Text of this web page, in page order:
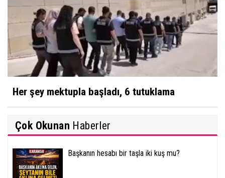
Her şey mektupla başladı, 6 tutuklama
Çok Okunan Haberler
Başkanın hesabı bir taşla iki kuş mu?